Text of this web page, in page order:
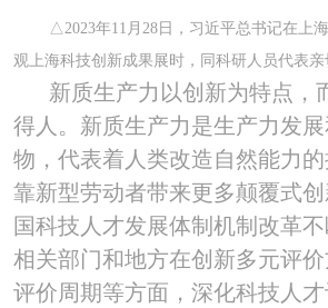
△2023年11 月 28 日，习近平总书记在上
观上海科技创新成果展时，同科研人员代表亲
新质生产力以创新为特点，
得人。新质生产力是生产力发
物，代表着人类改造自然能力
靠新型劳动者带来更多颠覆式
国科技人才发展体制机制改革不
相关部门和地方在创新多元评
评价周期等方面，深化科技人